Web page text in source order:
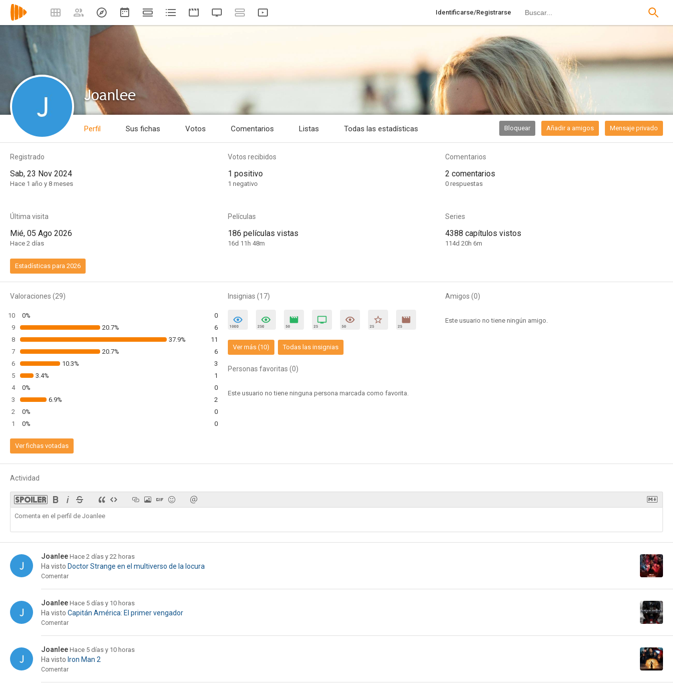
Identificarse/Registrarse
Joanlee
Perfil Sus fichas Votos Comentarios Listas Todas las estadísticas Mensaje privado
Añadir a amigos
Bloquear
Registrado
Sab, 23 Nov 2024
Hace 1 año y 8 meses
Votos recibidos
1 positivo
1 negativo
Comentarios
2 comentarios
0 respuestas
Última visita
Mié, 05 Ago 2026
Hace 2 días
Películas
186 películas vistas
16d 11h 48m
Series
4388 capítulos vistos
114d 20h 6m
Estadísticas para 2026
Valoraciones (29)
10
0%
9
20.7%
8
37.9%
7
20.7%
6
10.3%
5
3.4%
4
0%
3
6.9%
2
0%
1
0%
0
6
11
6
3
1
0
2
0
0
Ver fichas votadas
Insignias (17)
Ver más (10) Todas las insignias
Personas favoritas (0)
Este usuario no tiene ninguna persona marcada como favorita.
Amigos (0)
Este usuario no tiene ningún amigo.
Actividad
Joanlee Hace 2 días y 22 horas
Ha visto Doctor Strange en el multiverso de la locura
Comentar
Joanlee Hace 5 días y 10 horas
Ha visto Capitán América: El primer vengador
Comentar
Joanlee Hace 5 días y 10 horas
Ha visto Iron Man 2
Comentar